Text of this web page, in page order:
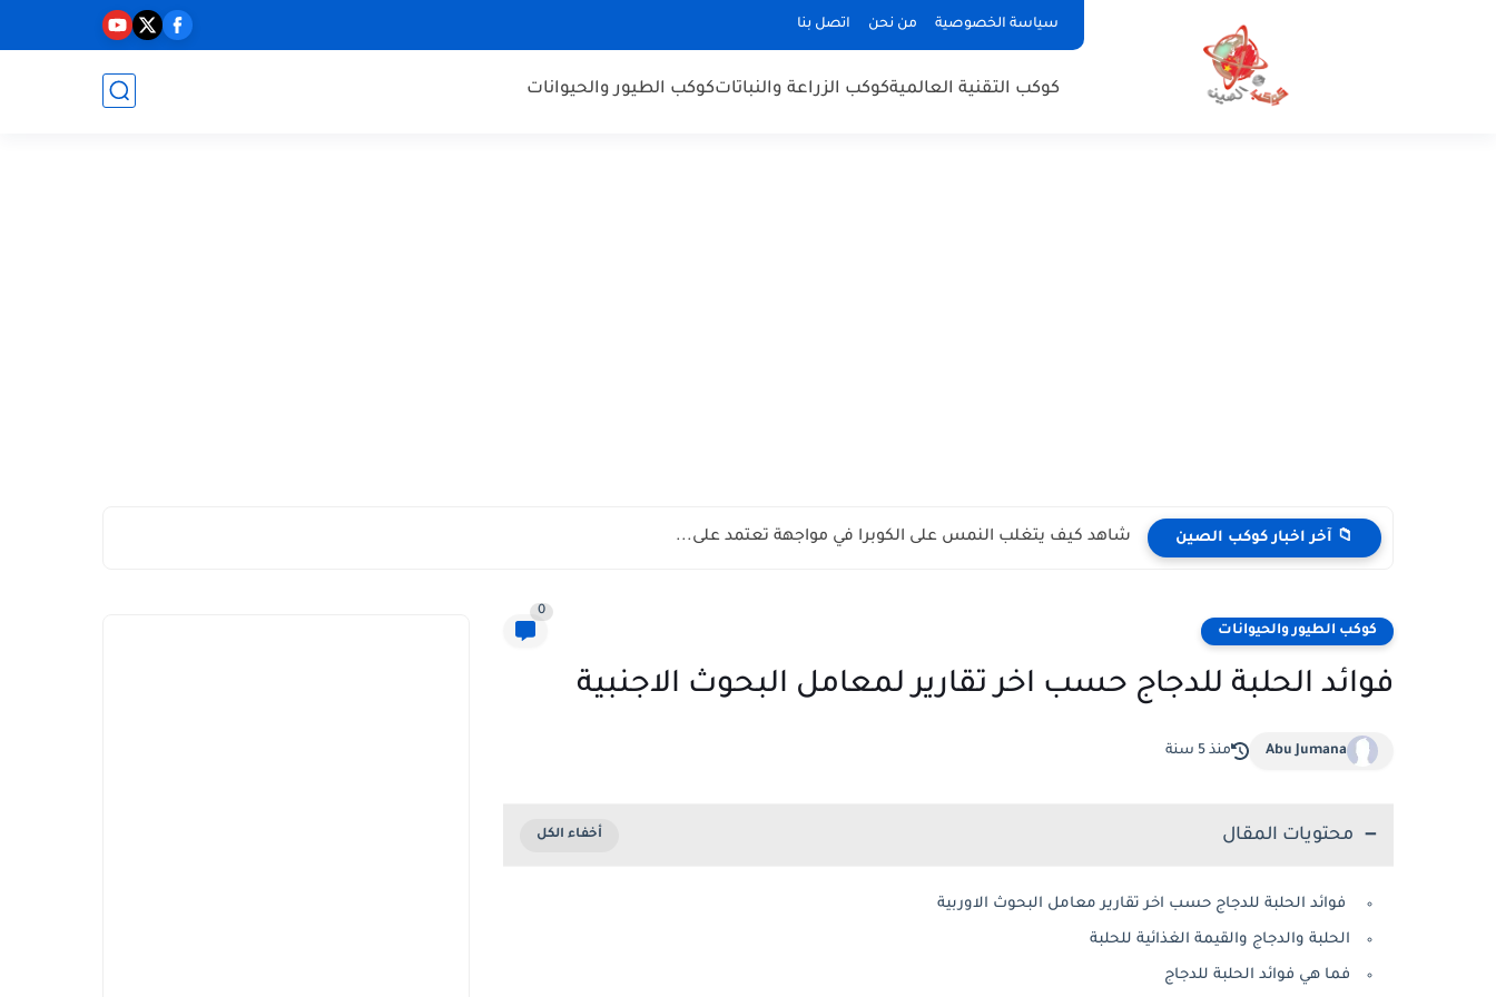
سياسة الخصوصية من نحن اتصل بنا
كوكب التقنية العالميةكوكب الزراعة والنباتاتكوكب الطيور والحيوانات
📁 آخر اخبار كوكب الصين شاهد كيف يتغلب النمس على الكوبرا في مواجهة تعتمد على...
كوكب الطيور والحيوانات
0
فوائد الحلبة للدجاج حسب اخر تقارير لمعامل البحوث الاجنبية
Abu Jumana منذ 5 سنة
محتويات المقال
فوائد الحلبة للدجاج حسب اخر تقارير معامل البحوث الاوربية
الحلبة والدجاج والقيمة الغذائية للحلبة
فما هي فوائد الحلبة للدجاج